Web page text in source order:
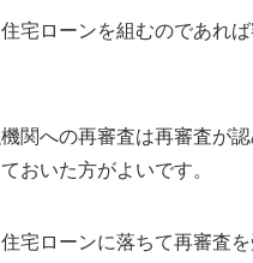
宅ローンを組むのであれ
関への再審査は再審査が
おいた方がよいです。
宅ローンに落ちて再審査を